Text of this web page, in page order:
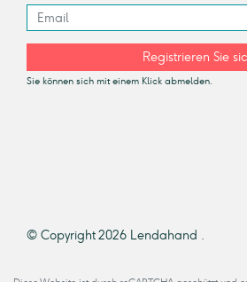
Registrieren Sie
Sie können sich mit einem Klick abmelden.
© Copyright 2026 Lendahand .